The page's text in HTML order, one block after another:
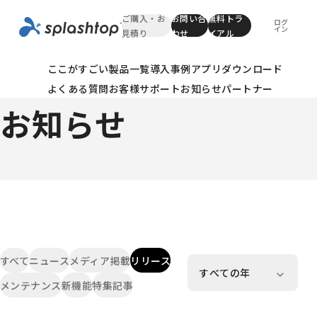
ご購入・お
見積り
お問い合
わせ
無料トラ
イアル
ログ
イン
ここがすごい製品一覧導入事例アプリダウンロード
よくある質問お客様サポートお知らせパートナー
お知らせ
すべてニュース メディア掲載リリース
メンテナンス新機能特集記事